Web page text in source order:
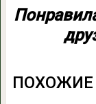
ПОХОЖИЕ